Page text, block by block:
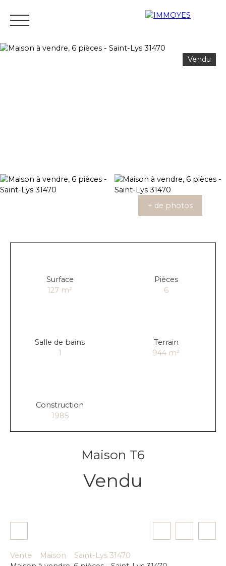
Vendu
+ de photos
Surface
127 m²
Pièces
6
Salle de bains
1
Terrain
944 m²
Construction
1985
Maison T6
Vendu
Vente Maison
Saint-Lys 31470